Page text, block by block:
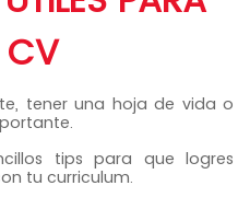
CV
tener una hoja de vida o
tips para que logres
tu curriculum.